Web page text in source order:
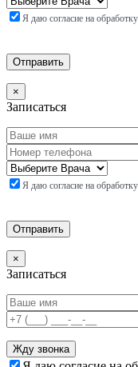
Я даю согласие на
×
Записаться
Я даю согласие на
×
Записаться